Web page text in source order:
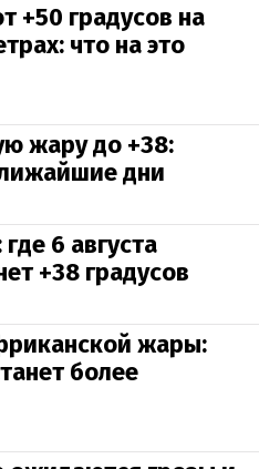
+50 градусов на
что на это
жару до +38:
дни
6 августа
+38 градусов
жары:
более